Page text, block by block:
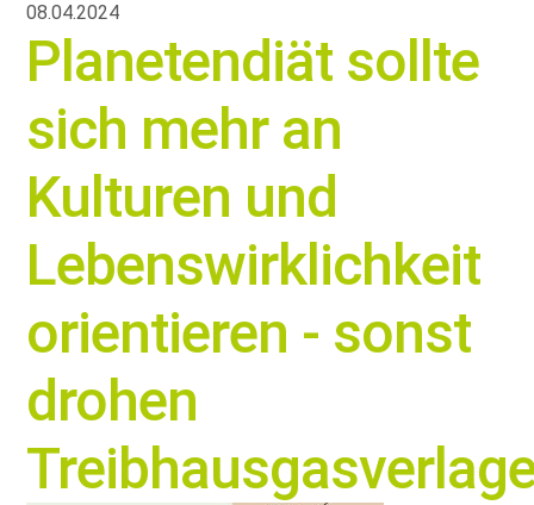
08.04.2024
Planetendiät sollte
sich mehr an
Kulturen und
Lebenswirklichkeit
orientieren - sonst
drohen